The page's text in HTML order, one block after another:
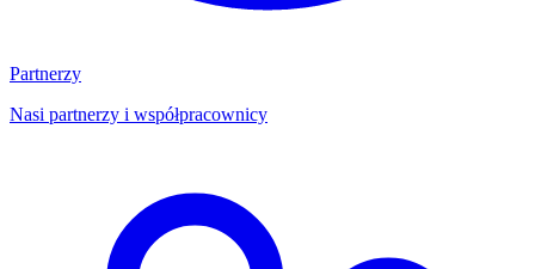
Partnerzy
Nasi partnerzy i współpracownicy